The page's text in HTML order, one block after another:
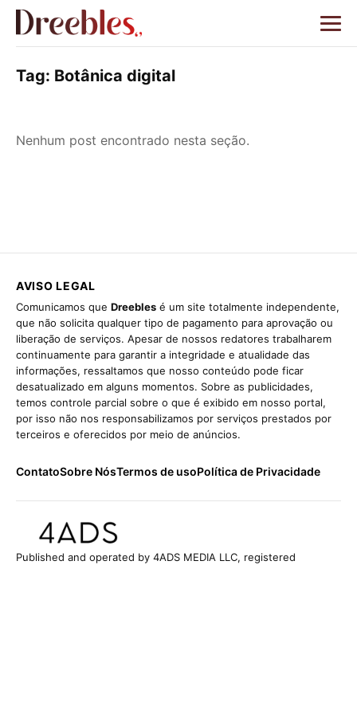
Tag: Botânica digital
Nenhum post encontrado nesta seção.
AVISO LEGAL
Comunicamos que Dreebles é um site totalmente independente,
que não solicita qualquer tipo de pagamento para aprovação ou
liberação de serviços. Apesar de nossos redatores trabalharem
continuamente para garantir a integridade e atualidade das
informações, ressaltamos que nosso conteúdo pode ficar
desatualizado em alguns momentos. Sobre as publicidades,
temos controle parcial sobre o que é exibido em nosso portal,
por isso não nos responsabilizamos por serviços prestados por
terceiros e oferecidos por meio de anúncios.
ContatoSobre NósTermos de usoPolítica de Privacidade
Published and operated by 4ADS MEDIA LLC, registered